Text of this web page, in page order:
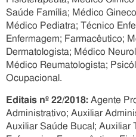
Saúde Família; Médico
Médico Pediatra; Técnico
Enfermagem; Farmacêutico;
Dermatologista; Médico
Médico Reumatologista;
Ocupacional.
Editais nº 22/2018: Agente
Administrativo; Auxiliar
Auxiliar Saúde Bucal; Auxiliar